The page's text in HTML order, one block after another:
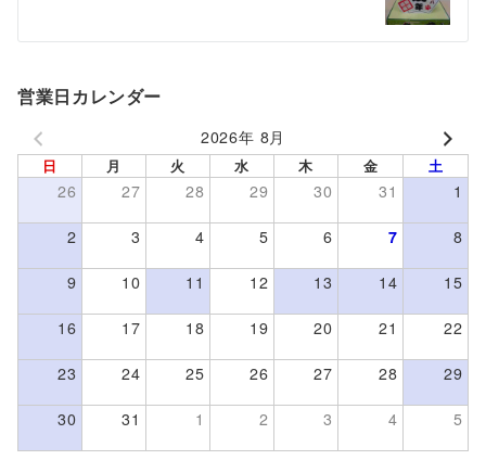
シ
ョ
営業日カレンダー
2026年 8月
日 月 火 水 木 金 土
26 27 28 29 30 31 1
2 3 4 5 6 7 8
9 10 11 12 13 14 15
16 17 18 19 20 21 22
23 24 25 26 27 28 29
30 31 1 2 3 4 5